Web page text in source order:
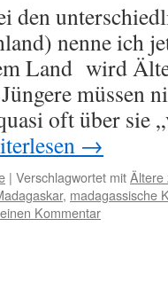
den
nenne ich
Land wird
müssen
oft über sie
→
| Verschlagwortet mitÄltere
, madagassische
Kommentar